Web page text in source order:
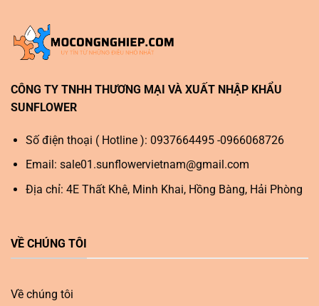
CÔNG TY TNHH THƯƠNG MẠI VÀ XUẤT NHẬP KHẨU
SUNFLOWER
Số điện thoại ( Hotline ): 0937664495 -0966068726
Email: sale01.sunflowervietnam@gmail.com
Địa chỉ: 4E Thất Khê, Minh Khai, Hồng Bàng, Hải Phòng
VỀ CHÚNG TÔI
Về chúng tôi